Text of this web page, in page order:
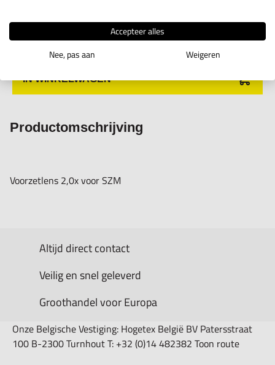
IN WINKELWAGEN
Productomschrijving
Voorzetlens 2,0x voor SZM
Altijd direct contact
Veilig en snel geleverd
Groothandel voor Europa
Onze Belgische Vestiging: Hogetex België BV Patersstraat
100 B-2300 Turnhout T: +32 (0)14 482382 Toon route
Accepteer alles
Nee, pas aan
Weigeren